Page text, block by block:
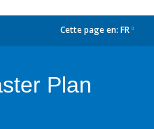
Cette page en: FR
Plan